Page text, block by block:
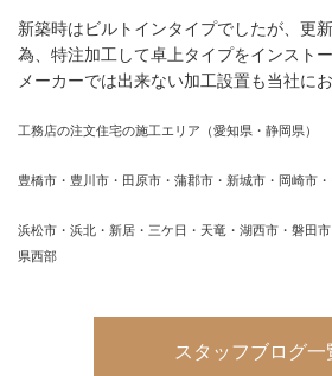
新築時はビルトインタイプでしたが、更
為、特注加工して卓上タイプをインスト
メーカーでは出来ない加工設置も当社に
工務店の注文住宅の施工エリア（愛知県・静岡県）
豊橋市・豊川市・田原市・蒲郡市・新城市・岡崎市
浜松市・浜北・新居・三ケ日・天竜・湖西市・磐田
県西部
スタッフブログ一